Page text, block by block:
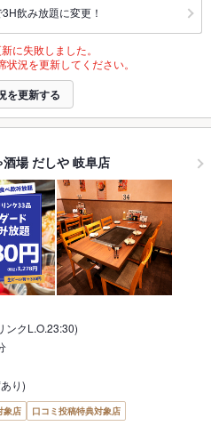
飲み放題に変更！
に失敗しました。
況を更新してください。
を更新する
場 だしや 岐阜店
ンクL.O.23:30)
り)
象店 口コミ投稿特典対象店